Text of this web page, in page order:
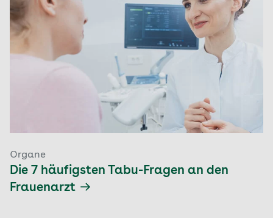
Organe
Die 7 häufigsten Tabu-Fragen an den
Frauenarzt